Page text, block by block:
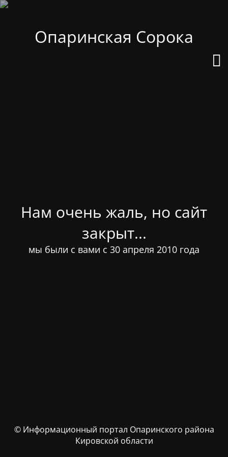
Опаринская Сорока
Нам очень жаль, но сайт
закрыт...
мы были с вами с 30 апреля 2010 года
© Информационный портал Опаринского района
Кировской области